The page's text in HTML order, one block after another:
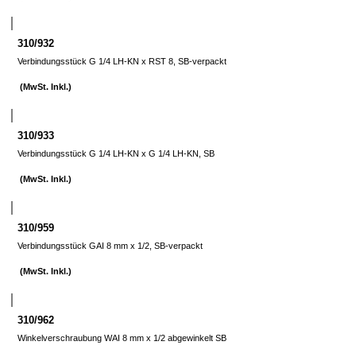
310/932
Verbindungsstück G 1/4 LH-KN x RST 8, SB-verpackt
(MwSt. Inkl.)
310/933
Verbindungsstück G 1/4 LH-KN x G 1/4 LH-KN, SB
(MwSt. Inkl.)
310/959
Verbindungsstück GAI 8 mm x 1/2, SB-verpackt
(MwSt. Inkl.)
310/962
Winkelverschraubung WAI 8 mm x 1/2 abgewinkelt SB